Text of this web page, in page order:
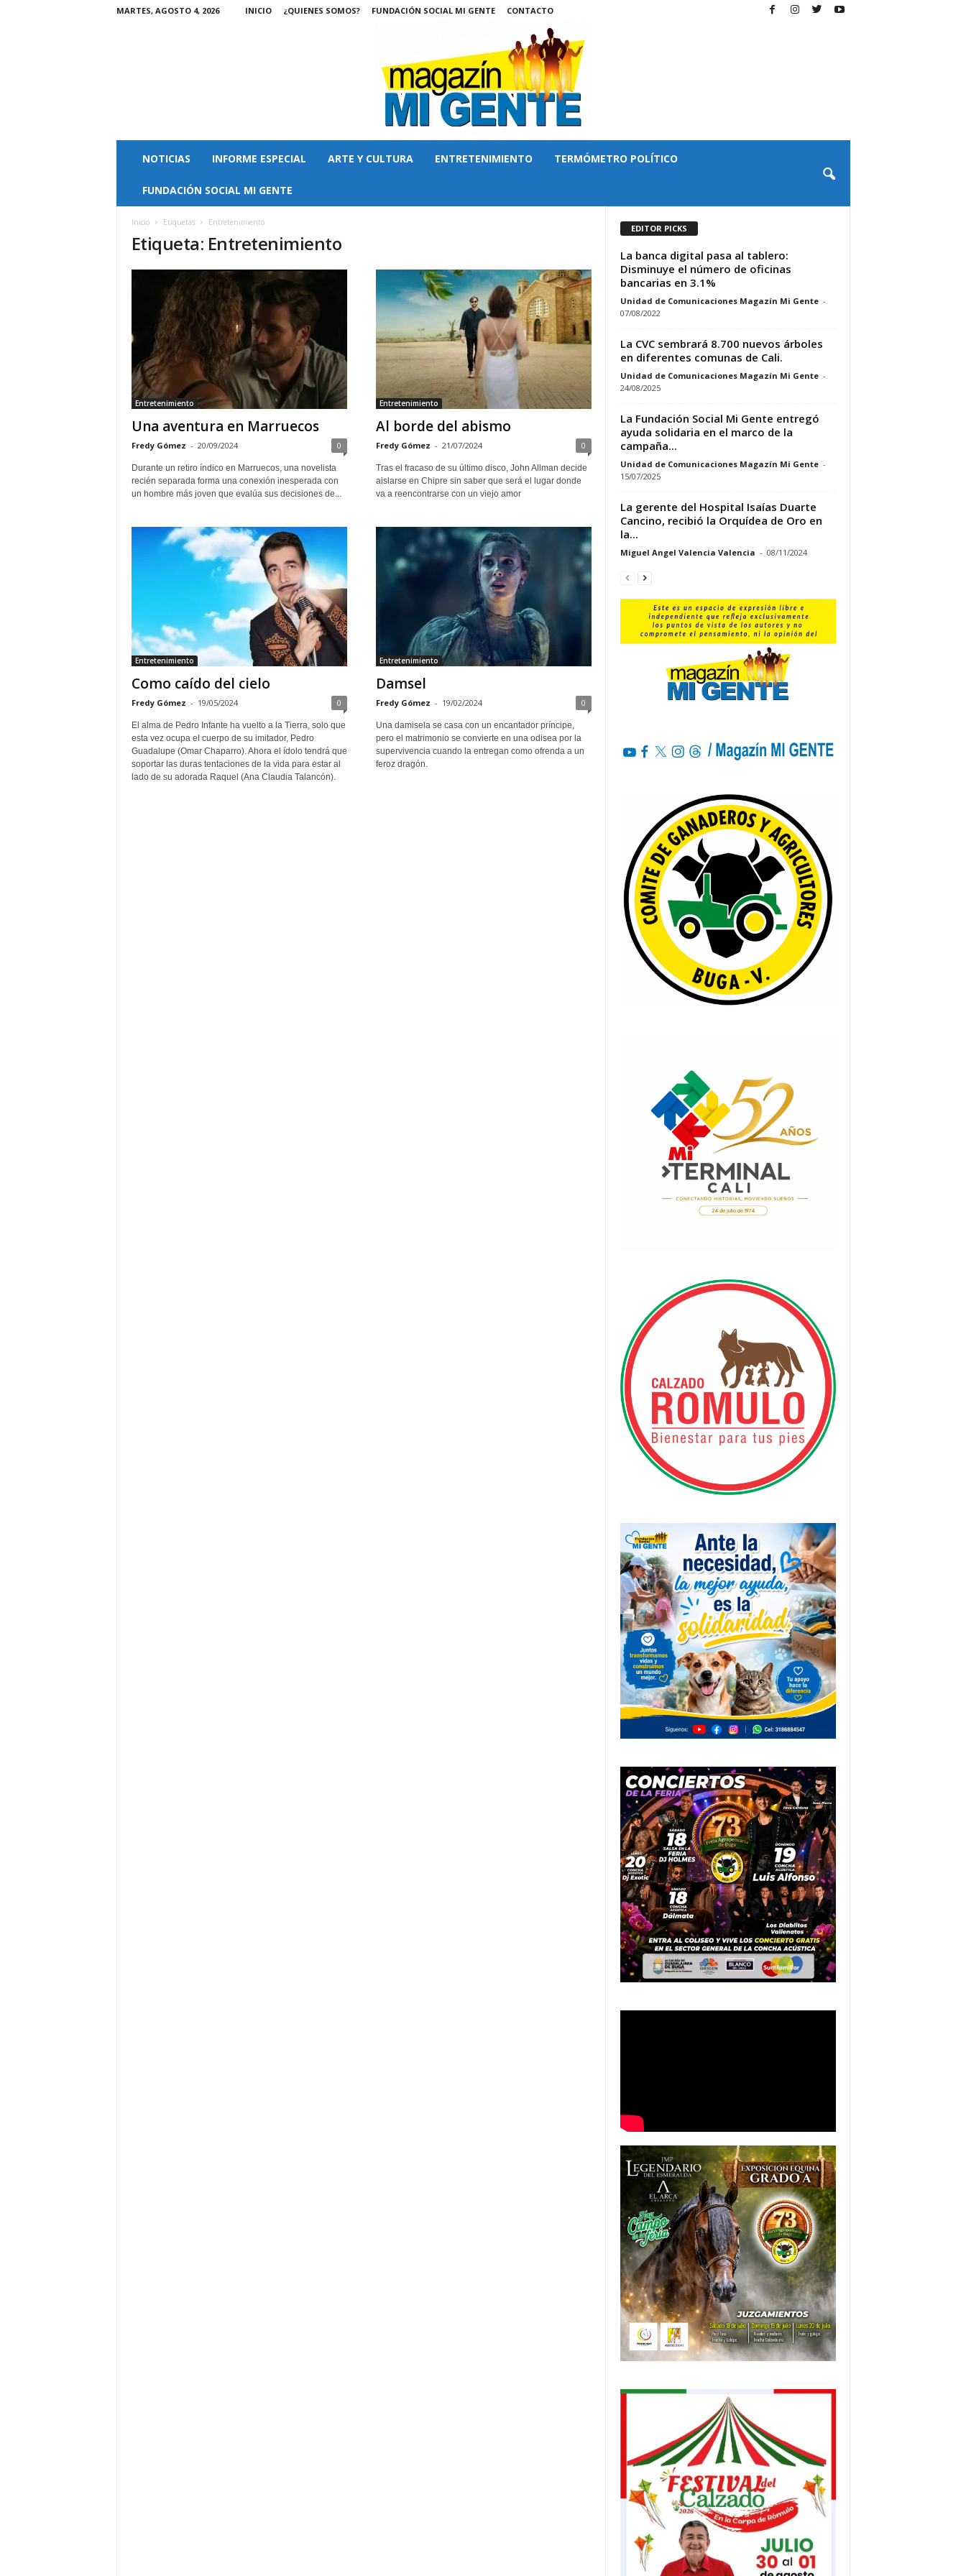
MARTES, AGOSTO 4, 2026 INICIO ¿QUIENES SOMOS? FUNDACIÓN SOCIAL MI GENTE CONTACTO
z
NOTICIAS INFORME ESPECIAL ARTE Y CULTURA ENTRETENIMIENTO TERMÓMETRO POLÍTICO
FUNDACIÓN SOCIAL MI GENTE
Inicio Etiquetas Entretenimiento
Etiqueta: Entretenimiento
Entretenimiento
Una aventura en Marruecos
Fredy Gómez - 20/09/2024 0
Durante un retiro índico en Marruecos, una novelista
recién separada forma una conexión inesperada con
un hombre más joven que evalúa sus decisiones de...
Entretenimiento
Al borde del abismo
Fredy Gómez - 21/07/2024 0
Tras el fracaso de su último disco, John Allman decide
aislarse en Chipre sin saber que será el lugar donde
va a reencontrarse con un viejo amor
Entretenimiento
Como caído del cielo
Fredy Gómez - 19/05/2024 0
El alma de Pedro Infante ha vuelto a la Tierra, solo que
esta vez ocupa el cuerpo de su imitador, Pedro
Guadalupe (Omar Chaparro). Ahora el ídolo tendrá que
soportar las duras tentaciones de la vida para estar al
lado de su adorada Raquel (Ana Claudia Talancón).
Entretenimiento
Damsel
Fredy Gómez - 19/02/2024 0
Una damisela se casa con un encantador príncipe,
pero el matrimonio se convierte en una odisea por la
supervivencia cuando la entregan como ofrenda a un
feroz dragón.
EDITOR PICKS
La banca digital pasa al tablero:
Disminuye el número de oficinas
bancarias en 3.1%
Unidad de Comunicaciones Magazín Mi Gente -
07/08/2022
La CVC sembrará 8.700 nuevos árboles
en diferentes comunas de Cali.
Unidad de Comunicaciones Magazín Mi Gente -
24/08/2025
La Fundación Social Mi Gente entregó
ayuda solidaria en el marco de la
campaña...
Unidad de Comunicaciones Magazín Mi Gente -
15/07/2025
La gerente del Hospital Isaías Duarte
Cancino, recibió la Orquídea de Oro en
la...
Miguel Angel Valencia Valencia - 08/11/2024